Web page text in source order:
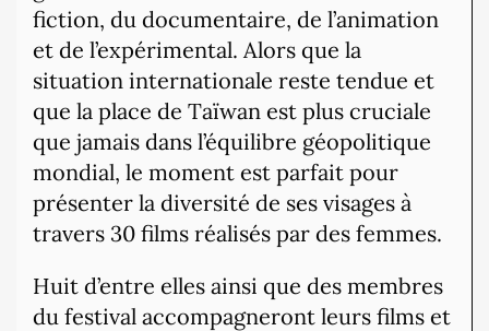
fiction, du documentaire, de l’animation
et de l’expérimental. Alors que la
situation internationale reste tendue et
que la place de Taïwan est plus cruciale
que jamais dans l’équilibre géopolitique
mondial, le moment est parfait pour
présenter la diversité de ses visages à
travers 30 films réalisés par des femmes.
Huit d’entre elles ainsi que des membres
du festival accompagneront leurs films et